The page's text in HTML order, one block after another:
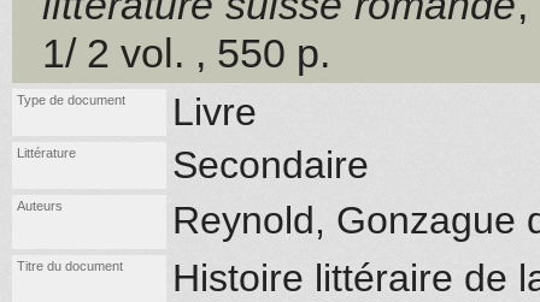
1/ 2 vol. , 550 p.
Type de document Livre
Littérature Secondaire
Auteurs Reynold, Gonzague
Titre du document
Histoire littéraire de